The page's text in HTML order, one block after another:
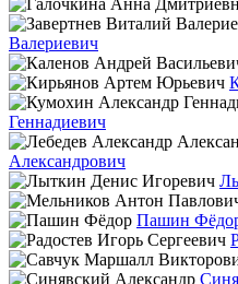
Валериевич
Геннадиевич
Александрович
Пашин